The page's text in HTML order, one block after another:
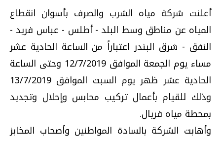
أعلنت شركة مياه الشرب والصرف بأسوان انقطاع
المياه عن مناطق وسط البلد - أطلس - عباس فريد -
النفق - شرق البندر اعتباراً من الساعة الحادية عشر
مساء يوم الجمعة الموافق 12/7/2019 وحتى الساعة
الحادية عشر ظهر يوم السبت الموافق 13/7/2019
وذلك للقيام بأعمال تركيب محابس وإحلال وتجديد
بمحطة مياه فريال.
وأهابت الشركة بالسادة المواطنين وأصحاب المخابز